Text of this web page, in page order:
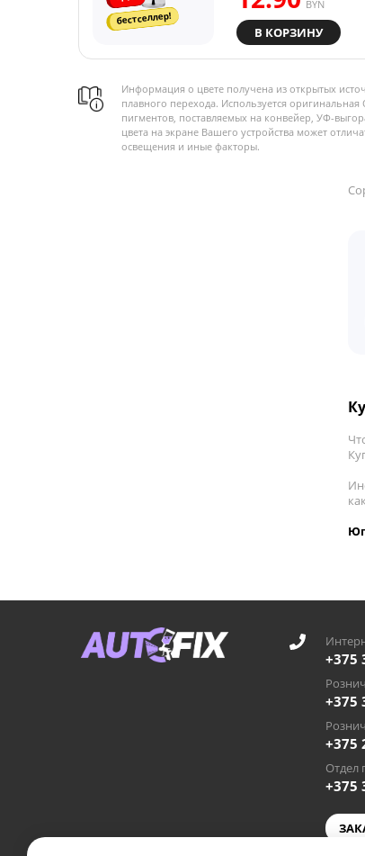
бестселлер!
BYN
В КОРЗИНУ
Информация о цвете получена из открытых
плавного перехода. Используется оригинальная
пигментов, поставляемых на конвейер, УФ-
цвета на экране Вашего устройства может
освещения и иные факторы.
+375
+375
+375
Отдел
+375